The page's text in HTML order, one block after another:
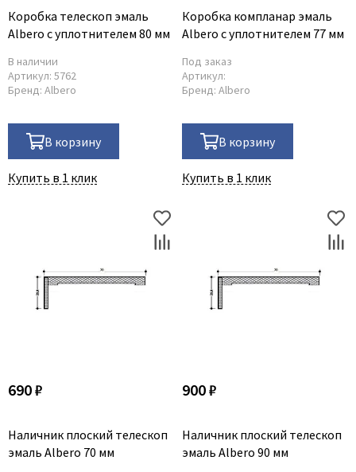
Коробка телескоп эмаль
Albero с уплотнителем 80 мм
В наличии
Артикул: 5762
Бренд: Albero
В корзину
Купить в 1 клик
Коробка компланар эмаль
Albero с уплотнителем 77 мм
Под заказ
Артикул:
Бренд: Albero
В корзину
Купить в 1 клик
690 ₽
Наличник плоский телескоп
эмаль Albero 70 мм
900 ₽
Наличник плоский телескоп
эмаль Albero 90 мм